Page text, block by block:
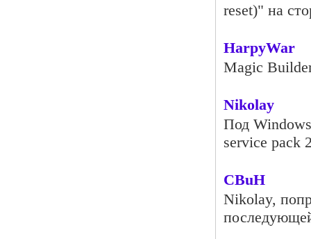
reset)" на
HarpyWar
Magic
Nikolay
Под
service pack
CBuH
Nikolay,